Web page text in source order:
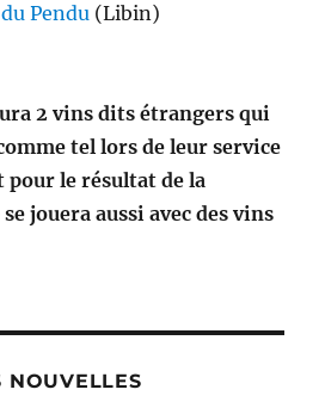
Pendu (Libin)
2 vins dits étrangers qui
tel lors de leur service
le résultat de la
jouera aussi avec des vins
NOUVELLES